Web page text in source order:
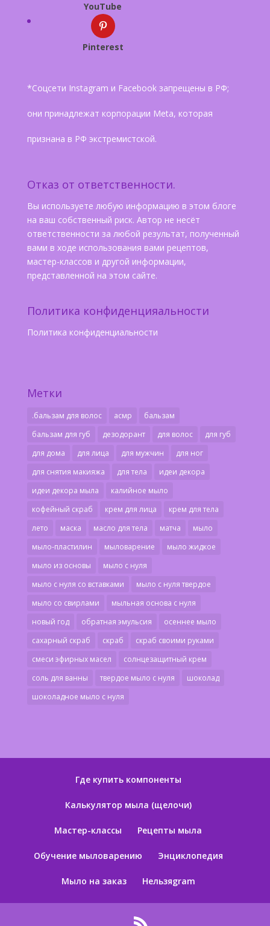
YouTube
Pinterest
*Соцсети Instagram и Facebook запрещены в РФ;
они принадлежат корпорации Meta, которая
признана в РФ экстремистской.
Отказ от ответственности.
Вы используете любую информацию в этом блоге
на ваш собственный риск. Автор не несёт
ответственности за любой результат, полученный
вами в ходе использования вами рецептов,
мастер-классов и другой информации,
представленной на этом сайте.
Политика конфиденцияальности
Политика конфиденциальности
Метки
.бальзам для волос асмр
бальзам
бальзам для губ
дезодорант для волос
для губ
для дома
для лица для мужчин
для ног
для снятия макияжа
для тела
идеи декора
идеи декора мыла
калийное мыло
кофейный скраб
крем для лица
крем для тела
лето
маска масло для тела матча
мыло
мыло-пластилин
мыловарение
мыло жидкое
мыло из основы
мыло с нуля
мыло с нуля со вставками
мыло с нуля твердое
мыло со свирлами
мыльная основа с нуля
новый год
обратная эмульсия
осеннее мыло
сахарный скраб
скраб
скраб своими руками
смеси эфирных масел
солнцезащитный крем
соль для ванны
твердое мыло с нуля
шоколад
шоколадное мыло с нуля
Где купить компоненты
Калькулятор мыла (щелочи)
Мастер-классы Рецепты мыла
Обучение мыловарению Энциклопедия
Мыло на заказ Нельзяgram